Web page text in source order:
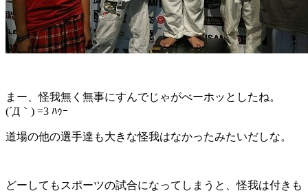
まー、怪我無く無事にすんでじゃがべーホッとしたね。
(´Д｀) =3 ﾊｩｰ
道場の他の選手達も大きな怪我はなかったみたいだしな。
どーしてもスポーツの試合になってしまうと、怪我は付きも